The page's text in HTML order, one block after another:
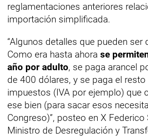
reglamentaciones anteriores
importación simplificada.
“Algunos detalles que pueden ser
Como era hasta ahora se
año por adulto, se paga arancel
de 400 dólares, y se paga el resto
impuestos (IVA por ejemplo) que
ese bien (para sacar esos
Congreso)”, posteo en X Federico
Ministro de Desregulación y